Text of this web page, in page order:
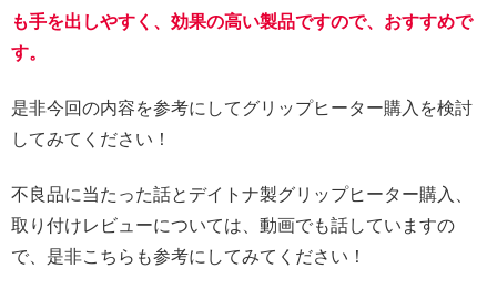
も手を出しやすく、効果の高い製品ですので、おすすめで
す。
是非今回の内容を参考にしてグリップヒーター購入を検討
してみてください！
不良品に当たった話とデイトナ製グリップヒーター購入、
取り付けレビューについては、動画でも話していますの
で、是非こちらも参考にしてみてください！